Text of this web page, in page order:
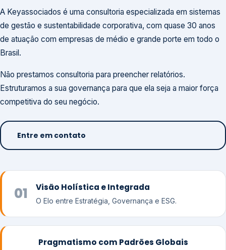
A Keyassociados é uma consultoria especializada em sistemas
de gestão e sustentabilidade corporativa, com quase 30 anos
de atuação com empresas de médio e grande porte em todo o
Brasil.
Não prestamos consultoria para preencher relatórios.
Estruturamos a sua governança para que ela seja a maior força
competitiva do seu negócio.
Entre em contato
01 Visão Holística e Integrada
O Elo entre Estratégia, Governança e ESG.
Pragmatismo com Padrões Globais